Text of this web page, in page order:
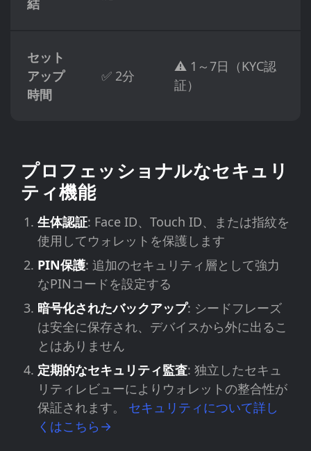
結
セット
アップ
時間
✅ 2分
⚠️ 1～7日（KYC認
証）
プロフェッショナルなセキュリ
ティ機能
生体認証: Face ID、Touch ID、または指紋を
使用してウォレットを保護します
PIN保護: 追加のセキュリティ層として強力
なPINコードを設定する
暗号化されたバックアップ: シードフレーズ
は安全に保存され、デバイスから外に出るこ
とはありません
定期的なセキュリティ監査: 独立したセキュ
リティレビューによりウォレットの整合性が
保証されます。 セキュリティについて詳し
くはこちら→